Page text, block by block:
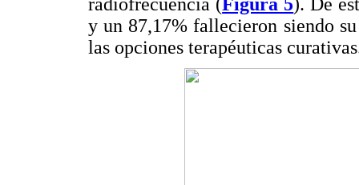
y un 87,17% fallecieron siendo
las opciones terapéuticas